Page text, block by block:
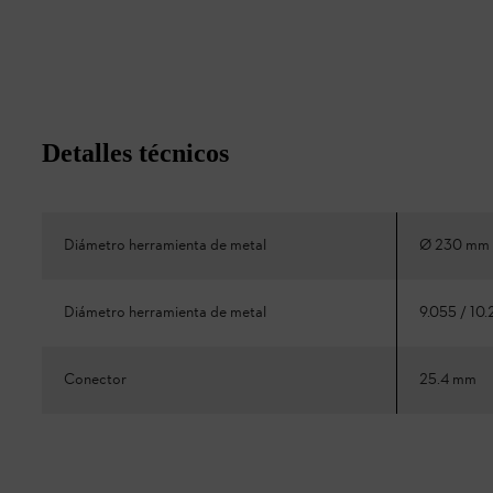
Detalles técnicos
Diámetro herramienta de metal Ø 230
Diámetro herramienta de metal 9.055 /
Conector 25.4 mm